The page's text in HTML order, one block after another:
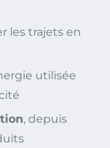
les trajets en
utilisée
, depuis